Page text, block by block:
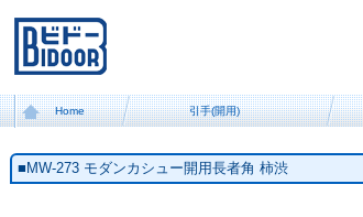
Home 引手(開用)
■MW-273 モダンカシュー開用長者角 柿渋